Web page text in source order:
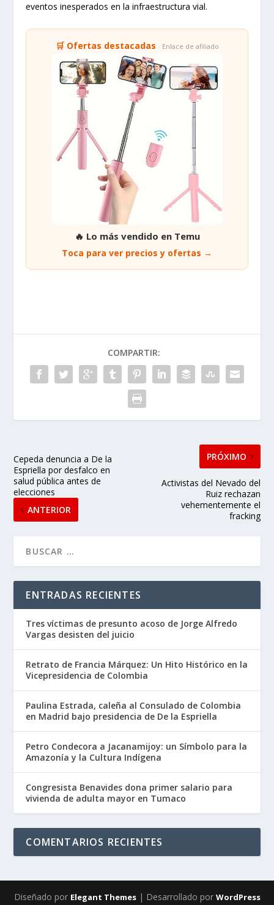
eventos inesperados en la infraestructura vial.
🛒 Ofertas destacadas · Enlace de afiliado
🔥 Lo más vendido en Temu
Toca para ver precios y ofertas →
COMPARTIR:
Cepeda denuncia a De la
Espriella por desfalco en
salud pública antes de
elecciones
ANTERIOR
PRÓXIMO
Activistas del Nevado del
Ruiz rechazan
vehementemente el
fracking
ENTRADAS RECIENTES
Tres víctimas de presunto acoso de Jorge Alfredo
Vargas desisten del juicio
Retrato de Francia Márquez: Un Hito Histórico en la
Vicepresidencia de Colombia
Paulina Estrada, caleña al Consulado de Colombia
en Madrid bajo presidencia de De la Espriella
Petro Condecora a Jacanamijoy: un Símbolo para la
Amazonía y la Cultura Indígena
Congresista Benavides dona primer salario para
vivienda de adulta mayor en Tumaco
COMENTARIOS RECIENTES
Diseñado por Elegant Themes| Desarrollado por WordPress